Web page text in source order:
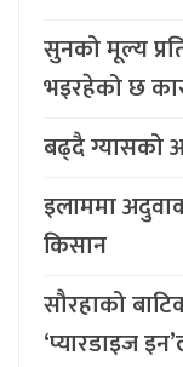
सुनको मूल्य
भइरहेको छ
बढ्दै ग्यासको
इलाममा
किसान
सौरहाको
‘प्यारडाइज